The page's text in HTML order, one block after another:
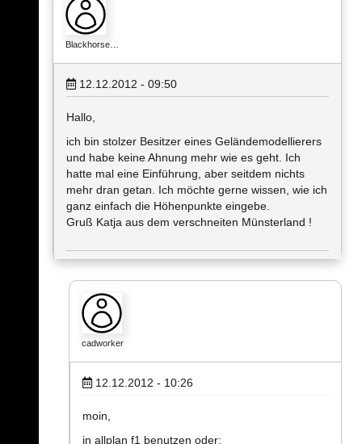
Blackhorse…
12.12.2012 - 09:50
Hallo,
ich bin stolzer Besitzer eines Geländemodellierers
und habe keine Ahnung mehr wie es geht. Ich
hatte mal eine Einführung, aber seitdem nichts
mehr dran getan. Ich möchte gerne wissen, wie ich
ganz einfach die Höhenpunkte eingebe.
Gruß Katja aus dem verschneiten Münsterland !
cadworker
12.12.2012 - 10:26
moin,
in allplan f1 benutzen oder: